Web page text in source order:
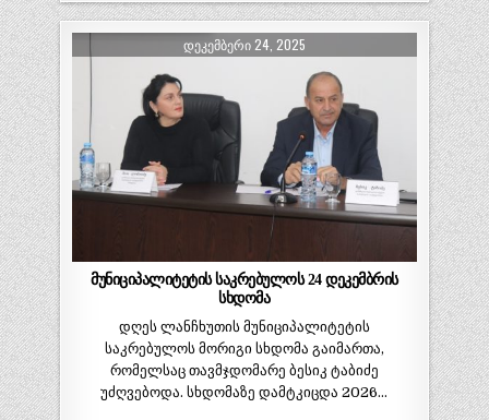
ᲓᲔᲙᲔᲛᲑᲔᲠᲘ 24, 2025
მუნიციპალიტეტის საკრებულოს 24 დეკემბრის
სხდომა
დღეს ლანჩხუთის მუნიციპალიტეტის
საკრებულოს მორიგი სხდომა გაიმართა,
რომელსაც თავმჯდომარე ბესიკ ტაბიძე
უძღვებოდა. სხდომაზე დამტკიცდა 2026…